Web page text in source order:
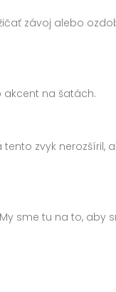
závoj alebo
akcent na šatách.
zvyk nerozšíril,
sme tu na to, aby